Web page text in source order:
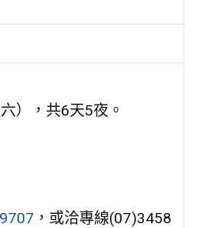
），共6天5夜。
，或洽專線(07)3458